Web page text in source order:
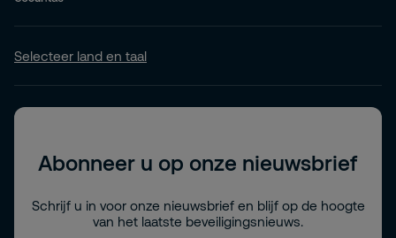
Selecteer land en taal
Abonneer u op onze nieuwsbrief
Schrijf u in voor onze nieuwsbrief en blijf op de hoogte
van het laatste beveiligingsnieuws.